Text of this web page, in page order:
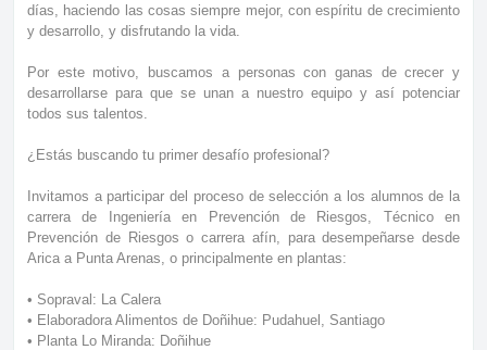
días, haciendo las cosas siempre mejor, con espíritu de crecimiento
y desarrollo, y disfrutando la vida.
Por este motivo, buscamos a personas con ganas de crecer y
desarrollarse para que se unan a nuestro equipo y así potenciar
todos sus talentos.
¿Estás buscando tu primer desafío profesional?
Invitamos a participar del proceso de selección a los alumnos de la
carrera de Ingeniería en Prevención de Riesgos, Técnico en
Prevención de Riesgos o carrera afín, para desempeñarse desde
Arica a Punta Arenas, o principalmente en plantas:
• Sopraval: La Calera
• Elaboradora Alimentos de Doñihue: Pudahuel, Santiago
• Planta Lo Miranda: Doñihue